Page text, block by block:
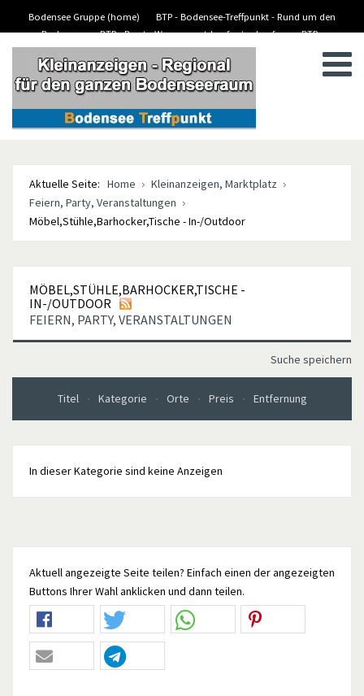
Bodensee Gruppe (home)
BTP - Bodensee-Treffpunkt - Rund um den
Bodensee
BTP - Boote-Wassersport-kaufen/verkaufen
BTP -
BTP - Kleinanzeigen
Aktuelle Seite: Home
Kleinanzeigen, Marktplatz
Feiern, Party, Veranstaltungen
Möbel,Stühle,Barhocker,Tische - In-/Outdoor
MÖBEL,STÜHLE,BARHOCKER,TISCHE -
IN-/OUTDOOR
FEIERN, PARTY, VERANSTALTUNGEN
Suche speichern
Titel Kategorie Orte Preis Entfernung
In dieser Kategorie sind keine Anzeigen
Aktuell angezeigte Seite teilen? Einfach einen der angezeigten
Buttons Ihrer Wahl anklicken und dann teilen.